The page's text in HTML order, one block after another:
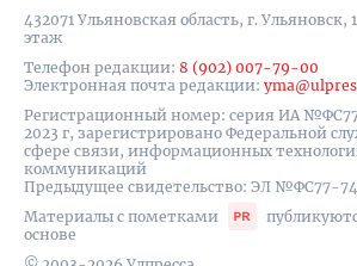
432071 Ульяновская область, г.
этаж
Телефон редакции: 8 (902) 007-79-00
Электронная почта редакции:
Регистрационный номер: серия ИА
2023 г, зарегистрировано Федеральной
сфере связи, информационных
коммуникаций
Предыдущее свидетельство: ЭЛ №ФС77-
Материалы с пометками
основе